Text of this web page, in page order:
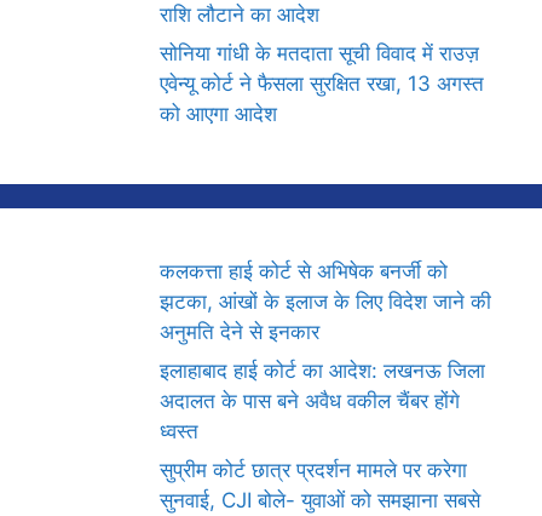
राशि लौटाने का आदेश
सोनिया गांधी के मतदाता सूची विवाद में राउज़
एवेन्यू कोर्ट ने फैसला सुरक्षित रखा, 13 अगस्त
को आएगा आदेश
कलकत्ता हाई कोर्ट से अभिषेक बनर्जी को
झटका, आंखों के इलाज के लिए विदेश जाने की
अनुमति देने से इनकार
इलाहाबाद हाई कोर्ट का आदेश: लखनऊ जिला
अदालत के पास बने अवैध वकील चैंबर होंगे
ध्वस्त
सुप्रीम कोर्ट छात्र प्रदर्शन मामले पर करेगा
सुनवाई, CJI बोले- युवाओं को समझाना सबसे